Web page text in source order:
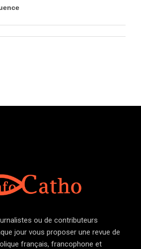
ou de contributeurs
jour vous proposer une revue de
français, francophone et